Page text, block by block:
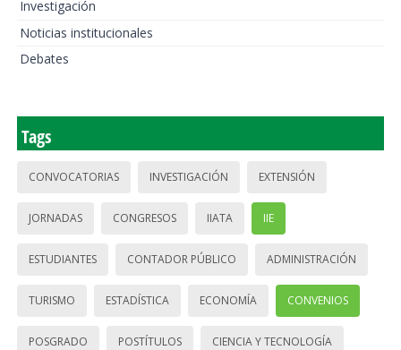
Investigación
Noticias institucionales
Debates
Tags
CONVOCATORIAS INVESTIGACIÓN EXTENSIÓN
JORNADAS CONGRESOS IIATA IIE
ESTUDIANTES CONTADOR PÚBLICO ADMINISTRACIÓN
TURISMO ESTADÍSTICA ECONOMÍA CONVENIOS
POSGRADO POSTÍTULOS CIENCIA Y TECNOLOGÍA